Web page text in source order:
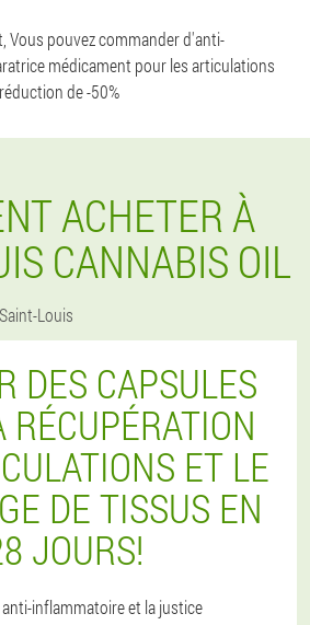
Vous pouvez commander d'anti-
médicament pour les articulations
de -50%
ACHETER À
CANNABIS OIL
Saint-Louis
DES CAPSULES
RÉCUPÉRATION
ET LE
DE TISSUS EN
JOURS!
inflammatoire et la justice